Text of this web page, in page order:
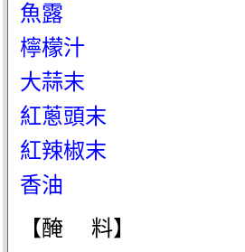
魚露
檸檬汁
大蒜末
紅蔥頭末
紅辣椒末
香油
【醃 料】